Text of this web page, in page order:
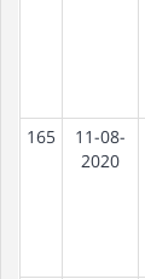
165
11-08-
2020